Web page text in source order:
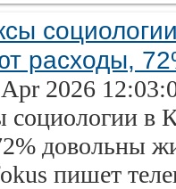
расходы,
2026
социологии в
довольны
пишет